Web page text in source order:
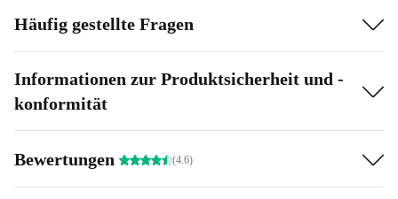
Häufig gestellte Fragen
Informationen zur Produktsicherheit und -
konformität
Bewertungen (4.6)